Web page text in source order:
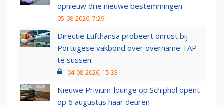
opnieuw drie nieuwe bestemmingen
05-08-2026, 7:29
Directie Lufthansa probeert onrust bij
Portugese vakbond over overname TAP
te sussen
04-08-2026, 15:33
Nieuwe Privium-lounge op Schiphol opent
op 6 augustus haar deuren